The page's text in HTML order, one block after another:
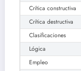
Crítica constructiva
Crítica destructiva
Clasificaciones
Lógica
Empleo